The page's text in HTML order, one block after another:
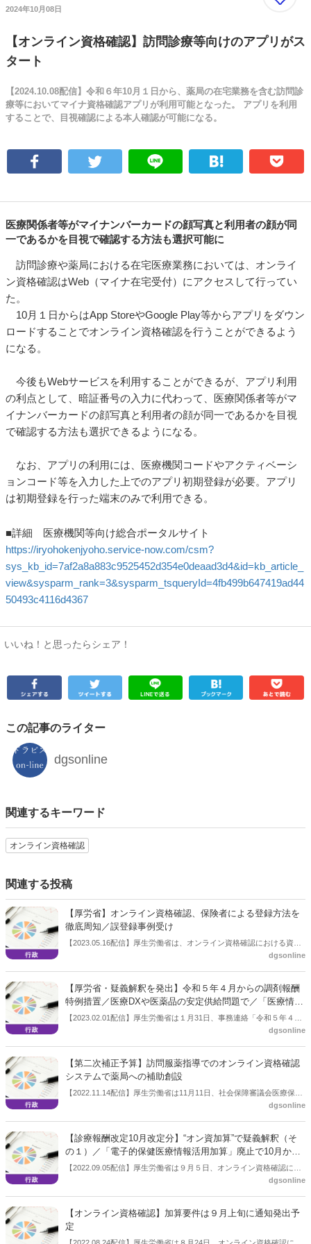
2024年10月08日
【オンライン資格確認】訪問診療等向けのアプリがス
タート
【2024.10.08配信】令和６年10月１日から、薬局の在宅業務を含む訪問診
療等においてマイナ資格確認アプリが利用可能となった。 アプリを利用
することで、目視確認による本人確認が可能になる。
医療関係者等がマイナンバーカードの顔写真と利用者の顔が同
一であるかを目視で確認する方法も選択可能に
訪問診療や薬局における在宅医療業務においては、オンライ
ン資格確認はWeb（マイナ在宅受付）にアクセスして行ってい
た。
10月１日からはApp StoreやGoogle Play等からアプリをダウン
ロードすることでオンライン資格確認を行うことができるよう
になる。
今後もWebサービスを利用することができるが、アプリ利用
の利点として、暗証番号の入力に代わって、医療関係者等がマ
イナンバーカードの顔写真と利用者の顔が同一であるかを目視
で確認する方法も選択できるようになる。
なお、アプリの利用には、医療機関コードやアクティベーシ
ョンコード等を入力した上でのアプリ初期登録が必要。アプリ
は初期登録を行った端末のみで利用できる。
■詳細 医療機関等向け総合ポータルサイト
https://iryohokenjyoho.service-now.com/csm?
sys_kb_id=7af2a8a883c9525452d354e0deaad3d4&id=kb_article_
view&sysparm_rank=3&sysparm_tsqueryId=4fb499b647419ad44
50493c4116d4367
いいね！と思ったらシェア！
この記事のライター
dgsonline
関連するキーワード
オンライン資格確認
関連する投稿
【厚労省】オンライン資格確認、保険者による登録方法を
徹底周知／誤登録事例受け
【2023.05.16配信】厚生労働省は、オンライン資格確認における資格
情報の誤登録事例を受け、保険者における登録方法の徹底を周知して
たことが今回の事例の背景だと説明している。
dgsonline
【厚労省・疑義解釈を発出】令和５年４月からの調剤報酬
特例措置／医療DXや医薬品の安定供給問題で／「医療情
報・システム基盤整備体制充実加算」「地域支援体制加算
【2023.02.01配信】厚生労働省は１月31日、事務連絡「令和５年４月
１日からの診療報酬上の特例措置に関する疑義解釈資料の送付につい
充実加算」、「地域支援体制加算の取扱いについて」などに関する内
容となっている。前者は「オンライン資格確認の導入・普及に関する
加算の特例措置」、後者は「医薬品の安定供給問題を踏まえた診療報
酬上の特例措置」が講じられたことによるもの。
dgsonline
【第二次補正予算】訪問服薬指導でのオンライン資格確認
システムで薬局への補助創設
【2022.11.14配信】厚生労働省は11月11日、社会保障審議会医療保険
部会を開催し、保険局関係の令和４年度第二次補正予算案の主な事項
カードを使ったオンライン資格確認ができるシステム改修を行い、そ
の導入に関わる費用を薬局に補助する。
dgsonline
【診療報酬改定10月改定分】“オン資加算”で疑義解釈（そ
の１）／「電子的保健医療情報活用加算」廃止で10月から
新設の「医療情報・システム基盤整備体制充実加算」
【2022.09.05配信】厚生労働省は９月５日、オンライン資格確認にか
かわる調剤報酬改定について、疑義解釈を出した。オンライン資格確
を廃止し、10月から「医療情報・システム基盤整備体制充実加算」を
新設することが決まっていた。マイナンバーカードを持参しオンライ
ン資格確認を活用して情報を取得した場合は「加算２」として６カ月
dgsonline
【オンライン資格確認】加算要件は９月上旬に通知発出予
定